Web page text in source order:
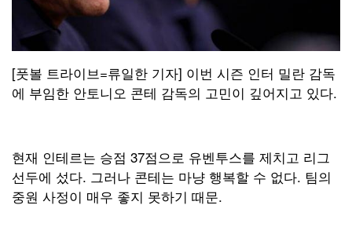
[풋볼 트라이브=류일한 기자] 이번 시즌 인터 밀란 감독
에 부임한 안토니오 콘테 감독의 고민이 깊어지고 있다.
현재 인테르는 승점 37점으로 유벤투스를 제치고 리그
선두에 섰다. 그러나 콘테는 마냥 행복할 수 없다. 팀의
중원 사정이 매우 좋지 못하기 때문.